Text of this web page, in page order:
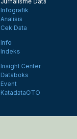
Infografik
Analisis
Cek Data
Info
Indeks
Insight Center
Databoks
Event
KatadataOTO